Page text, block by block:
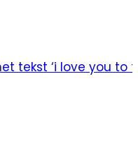
tekst ‘i love you to